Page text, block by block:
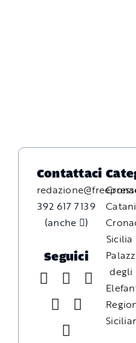
Contattaci
392 617 7139
(anche
)
Seguici
Sicilia
degli